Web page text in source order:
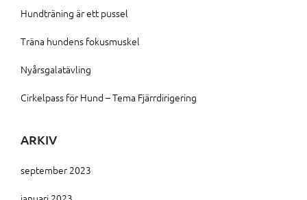
Hundträning är ett pussel
Träna hundens fokusmuskel
Nyårsgalatävling
Cirkelpass för Hund – Tema Fjärrdirigering
ARKIV
september 2023